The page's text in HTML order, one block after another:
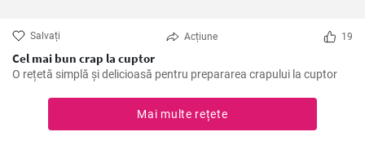
Salvați Acțiune 19
Cel mai bun crap la cuptor
O rețetă simplă și delicioasă pentru prepararea crapului la cuptor
Mai multe rețete